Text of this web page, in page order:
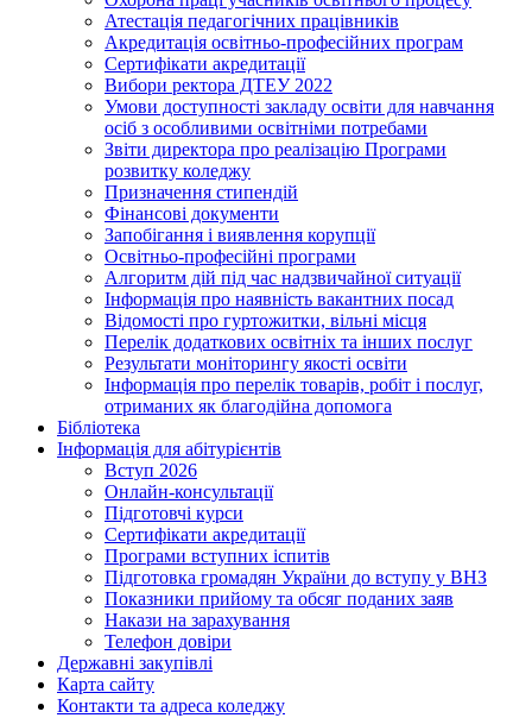
Атестація педагогічних працівників
Акредитація освітньо-професійних програм
Сертифікати акредитації
Вибори ректора ДТЕУ 2022
Умови доступності закладу освіти для навчання
осіб з особливими освітніми потребами
Звіти директора про реалізацію Програми
розвитку коледжу
Призначення стипендій
Фінансові документи
Запобігання і виявлення корупції
Освітньо-професійні програми
Алгоритм дій під час надзвичайної ситуації
Інформація про наявність вакантних посад
Відомості про гуртожитки, вільні місця
Перелік додаткових освітніх та інших послуг
Результати моніторингу якості освіти
Інформація про перелік товарів, робіт і послуг,
отриманих як благодійна допомога
Бібліотека
Інформація для абітурієнтів
Вступ 2026
Онлайн-консультації
Підготовчі курси
Сертифікати акредитації
Програми вступних іспитів
Підготовка громадян України до вступу у ВНЗ
Показники прийому та обсяг поданих заяв
Накази на зарахування
Телефон довіри
Державні закупівлі
Карта сайту
Контакти та адреса коледжу